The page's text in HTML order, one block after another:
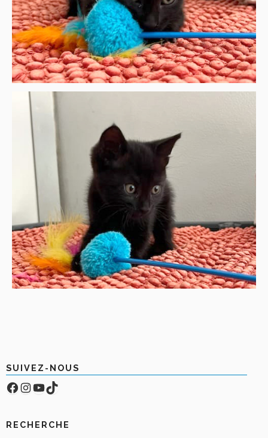
SUIVEZ-NOUS
Facebook
Compte Instagram
YouTube
TikTok
RECHERCHE